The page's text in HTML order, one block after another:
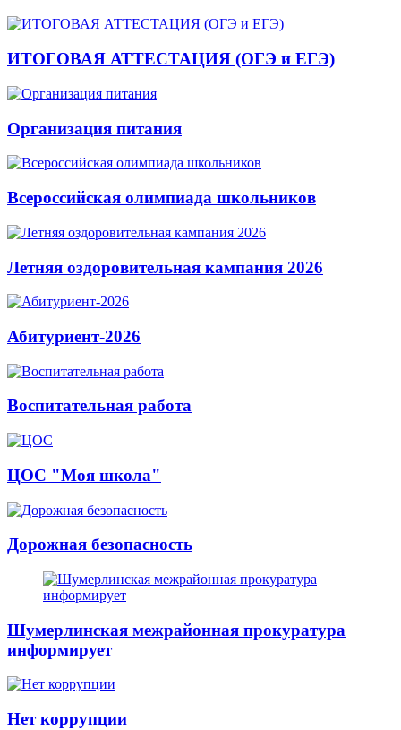
ИТОГОВАЯ АТТЕСТАЦИЯ (ОГЭ и ЕГЭ)
Организация питания
Всероссийская олимпиада школьников
Летняя оздоровительная кампания 2026
Абитуриент-2026
Воспитательная работа
ЦОС "Моя школа"
Дорожная безопасность
Шумерлинская межрайонная прокуратура
информирует
Нет коррупции